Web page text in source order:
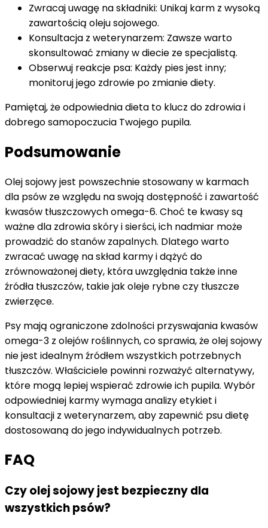
Zwracaj uwagę na składniki: Unikaj karm z wysoką
zawartością oleju sojowego.
Konsultacja z weterynarzem: Zawsze warto
skonsultować zmiany w diecie ze specjalistą.
Obserwuj reakcje psa: Każdy pies jest inny;
monitoruj jego zdrowie po zmianie diety.
Pamiętaj, że odpowiednia dieta to klucz do zdrowia i
dobrego samopoczucia Twojego pupila.
Podsumowanie
Olej sojowy jest powszechnie stosowany w karmach
dla psów ze względu na swoją dostępność i zawartość
kwasów tłuszczowych omega-6. Choć te kwasy są
ważne dla zdrowia skóry i sierści, ich nadmiar może
prowadzić do stanów zapalnych. Dlatego warto
zwracać uwagę na skład karmy i dążyć do
zrównoważonej diety, która uwzględnia także inne
źródła tłuszczów, takie jak oleje rybne czy tłuszcze
zwierzęce.
Psy mają ograniczone zdolności przyswajania kwasów
omega-3 z olejów roślinnych, co sprawia, że olej sojowy
nie jest idealnym źródłem wszystkich potrzebnych
tłuszczów. Właściciele powinni rozważyć alternatywy,
które mogą lepiej wspierać zdrowie ich pupila. Wybór
odpowiedniej karmy wymaga analizy etykiet i
konsultacji z weterynarzem, aby zapewnić psu dietę
dostosowaną do jego indywidualnych potrzeb.
FAQ
Czy olej sojowy jest bezpieczny dla
wszystkich psów?